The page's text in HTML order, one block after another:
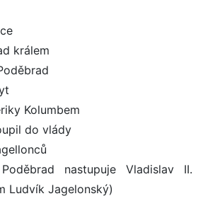
králem
Kolumbem
do vlády
nastupuje Vladislav II.
Ludvík Jagelonský)